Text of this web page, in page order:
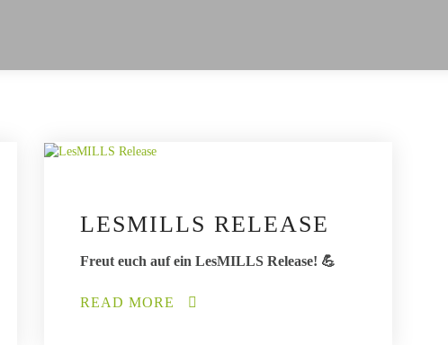
LESMILLS RELEASE
Freut euch auf ein LesMILLS Release! 💪
READ MORE